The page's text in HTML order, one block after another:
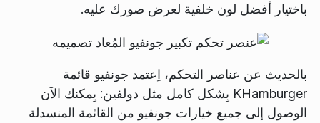
باختيار أفضل لون خلفية لعرض صورك عليه.
بالحديث عن عناصر التحكم، اِعتمد جونفيو قائمة
KHamburger بِشكل كامل مثل دولفين: يِمكنك الآن
الوصول إلى جميع خيارات جونفيو من القائمة المنسدلة